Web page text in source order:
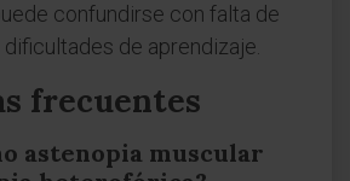
confundirse con falta de
de aprendizaje.
frecuentes
astenopia muscular